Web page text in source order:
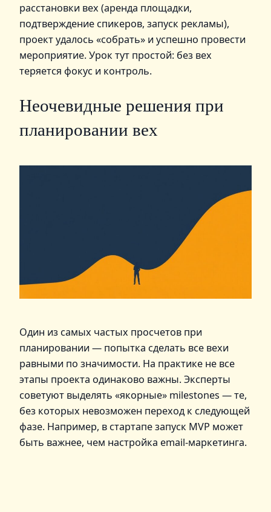
расстановки вех (аренда площадки,
подтверждение спикеров, запуск рекламы),
проект удалось «собрать» и успешно провести
мероприятие. Урок тут простой: без вех
теряется фокус и контроль.
Неочевидные решения при
планировании вех
Один из самых частых просчетов при
планировании — попытка сделать все вехи
равными по значимости. На практике не все
этапы проекта одинаково важны. Эксперты
советуют выделять «якорные» milestones — те,
без которых невозможен переход к следующей
фазе. Например, в стартапе запуск MVP может
быть важнее, чем настройка email-маркетинга.